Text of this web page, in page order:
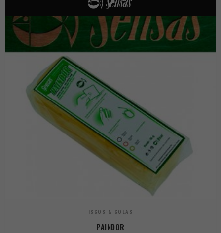
ISCOS & COLAS
PAINDOR